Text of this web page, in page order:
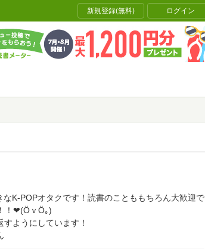
新規登録(無料) ログイン
K-POPオタクです！読書のことももちろん大歓迎で
！❤(ӦｖӦ｡)
ようにしています！